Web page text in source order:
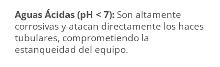
Aguas Ácidas (pH < 7):Son altamente
corrosivas y atacan directamente los haces
tubulares, comprometiendo la
estanqueidad del equipo.